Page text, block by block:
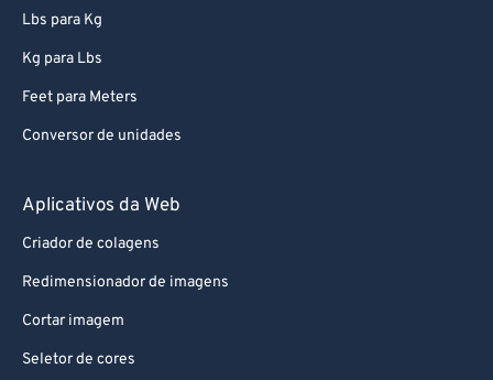
Lbs para Kg
Kg para Lbs
Feet para Meters
Conversor de unidades
Aplicativos da Web
Criador de colagens
Redimensionador de imagens
Cortar imagem
Seletor de cores